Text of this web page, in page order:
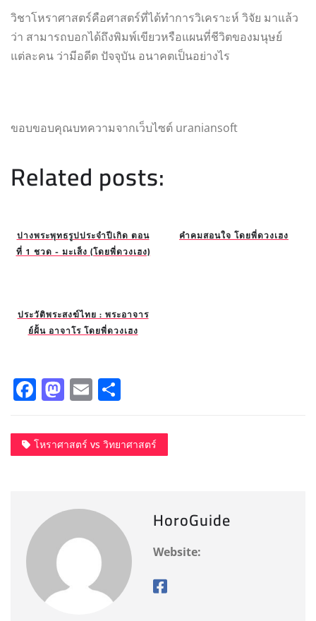
วิชาโหราศาสตร์คือศาสตร์ที่ได้ทำการวิเคราะห์ วิจัย มาแล้ว
ว่า สามารถบอกได้ถึงพิมพ์เขียวหรือแผนที่ชีวิตของมนุษย์
แต่ละคน ว่ามีอดีต ปัจจุบัน อนาคตเป็นอย่างไร
ขอบขอบคุณบทความจากเว็บไซต์ uraniansoft
Related posts:
ปางพระพุทธรูปประจำปีเกิด ตอน
ที่ 1 ชวด - มะเส็ง (โดยพี่ดวงเฮง)
คำคมสอนใจ โดยพี่ดวงเฮง
ประวัติพระสงฆ์ไทย : พระอาจาร
ย์ฝั้น อาจาโร โดยพี่ดวงเฮง
F
c
e
o
M
st
o
o
E
ai
l
a
re
โหราศาสตร์ vs วิทยาศาสตร์
HoroGuide
Website: